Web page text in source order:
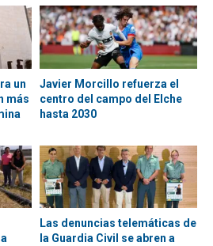
un
más
Javier Morcillo refuerza el
centro del campo del Elche
hasta 2030
Las denuncias telemáticas de
la Guardia Civil se abren a